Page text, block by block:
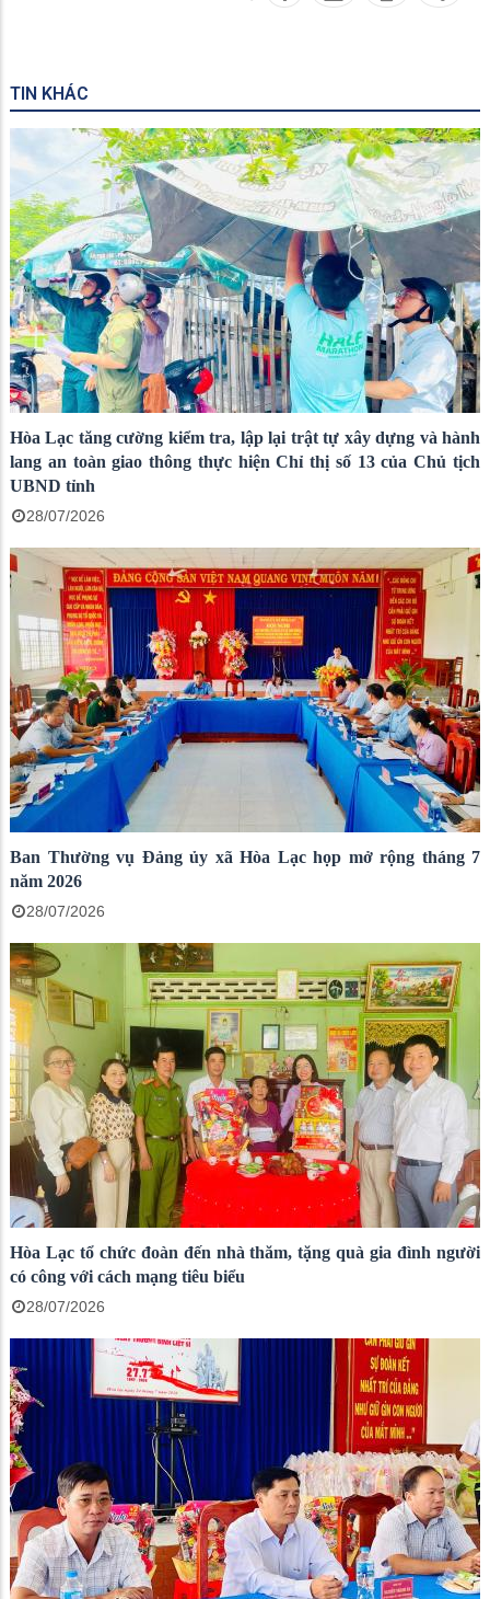
TIN KHÁC
Hòa Lạc tăng cường kiểm tra, lập lại trật tự xây dựng và hành
lang an toàn giao thông thực hiện Chỉ thị số 13 của Chủ tịch
UBND tỉnh
28/07/2026
Ban Thường vụ Đảng ủy xã Hòa Lạc họp mở rộng tháng 7
năm 2026
28/07/2026
Hòa Lạc tổ chức đoàn đến nhà thăm, tặng quà gia đình người
có công với cách mạng tiêu biểu
28/07/2026